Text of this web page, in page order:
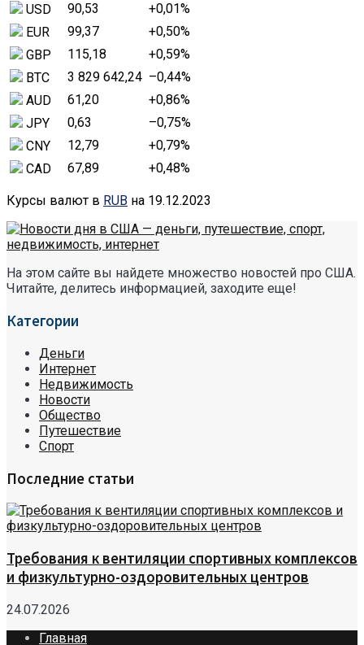
USD
90,53 +0,01%
EUR
99,37 +0,50%
GBP
115,18 +0,59%
BTC
3 829 642,24 –0,44%
AUD
61,20 +0,86%
JPY
0,63 –0,75%
CNY
12,79 +0,79%
CAD
67,89 +0,48%
Курсы валют в RUB на 19.12.2023
На этом сайте вы найдете множество новостей про США.
Читайте, делитесь информацией, заходите еще!
Категории
Деньги
Интернет
Недвижимость
Новости
Общество
Путешествие
Спорт
Последние статьи
Требования к вентиляции спортивных комплексов
и физкультурно-оздоровительных центров
24.07.2026
Главная